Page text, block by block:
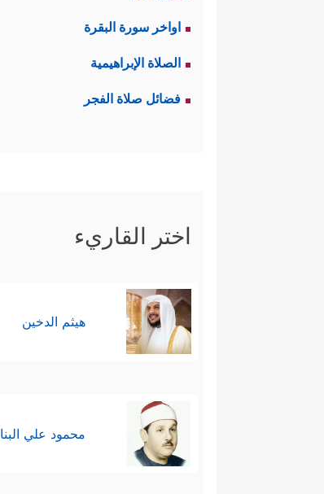
اواخر سورة البقرة
الصلاة الإبراهيمية
فضائل صلاة الفجر
اختر القاريء
هيثم الدخين
محمود علي البنا